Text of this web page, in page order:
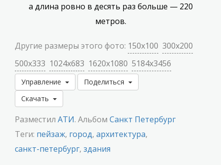
а длина ровно в десять раз больше — 220
метров.
Другие размеры этого фото: 150x100 300x200
500x333 1024x683 1620x1080 5184x3456
Управление
Поделиться
Скачать
Разместил АТИ. Альбом Санкт Петербург
Теги: пейзаж, город, архитектура,
санкт-петербург, здания